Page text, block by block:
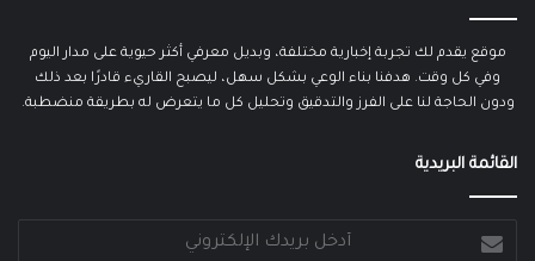
موقع يقدم لك تجربة إخبارية مختلفة، وبديل معرفي أكثر حيوية على مدار اليوم
وفي كل وقت. هدفنا بناء الوعي بشكل سهل، ليصبح القاريء قادرًا بعد ذلك
ودون الحاجة لنا على الفرز والتدقيق وتحليل كل ما يتعرض له بطريقة منضطبة.
القائمة البريدية
بريدك